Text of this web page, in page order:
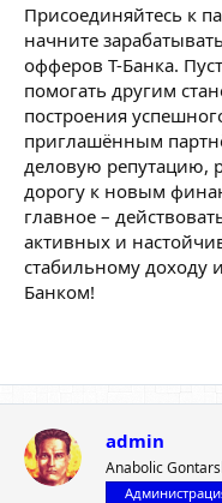
Присоединяйтесь к
начните
офферов Т-Банка.
помогать другим
построения
приглашённым
деловую репутацию,
дорогу к новым
главное –
активных и
стабильному доходу
Банком!
admin
Anabolic